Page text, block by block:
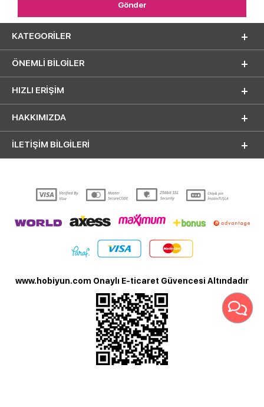
KATEGORILER
ÖNEMLI BILGILER
HIZLI ERIŞIM
HAKKIMIZDA
İLETİŞİM BİLGİLERİ
www.hobiyun.com Onaylı E-ticaret Güvencesi Altındadır